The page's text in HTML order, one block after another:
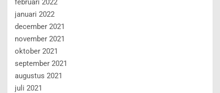
februari 2022
januari 2022
december 2021
november 2021
oktober 2021
september 2021
augustus 2021
juli 2021